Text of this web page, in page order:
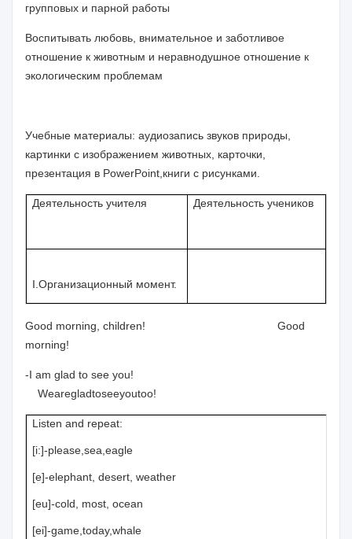
групповых и парной работы
Воспитывать любовь, внимательное и заботливое
отношение к животным и неравнодушное отношение к
экологическим проблемам
Учебные материалы: аудиозапись звуков природы,
картинки с изображением животных, карточки,
презентация в PowerPoint ,книги с рисунками.
Деятельность учителя Деятельность учеников
I.Организационный момент.
Good morning, children! Good
morning!
-I am glad to see you!
Wearegladtoseeyoutoo!
Listen and repeat:
[i:]-please,sea,eagle
[e]-elephant, desert, weather
[eu]-cold, most, ocean
[ei]-game,today,whale